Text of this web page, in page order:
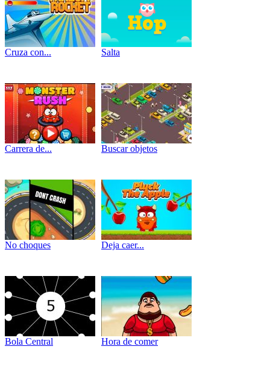
Cruza con... Salta
Carrera de... Buscar objetos
No choques Deja caer...
Bola Central Hora de comer